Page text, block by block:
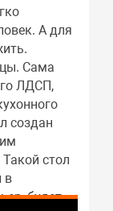
А для
Сама
ЛДСП,
создан
стол
в
будет